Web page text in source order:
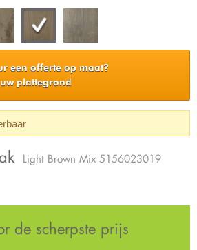
een offerte op maat?
plattegrond
Light Brown Mix 5156023019
de scherpste prijs